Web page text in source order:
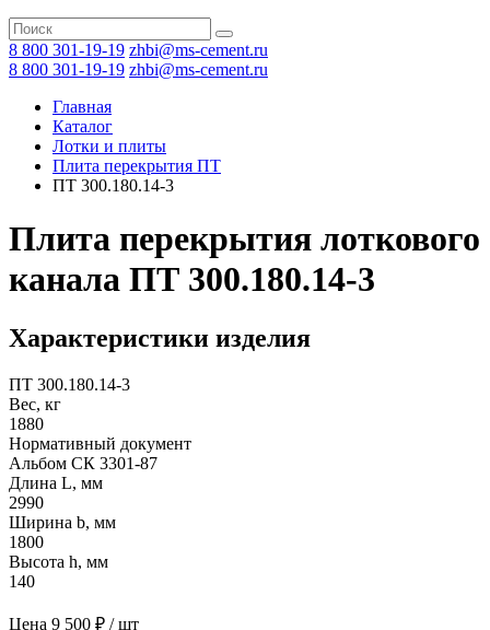
8 800 301-19-19 zhbi@ms-cement.ru
8 800 301-19-19 zhbi@ms-cement.ru
Главная
Каталог
Лотки и плиты
Плита перекрытия ПТ
ПТ 300.180.14-3
Плита перекрытия лоткового
канала ПТ 300.180.14-3
Характеристики изделия
ПТ 300.180.14-3
Вес, кг
1880
Нормативный документ
Альбом СК 3301-87
Длина L, мм
2990
Ширина b, мм
1800
Высота h, мм
140
Цена 9 500 ₽ / шт